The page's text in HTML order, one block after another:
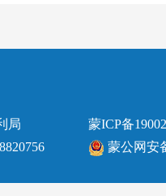
局
蒙ICP备
蒙公网安